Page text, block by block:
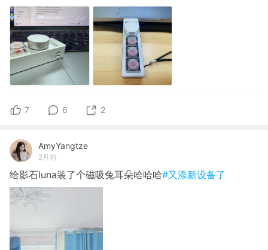
7 6 2
AmyYangtze
2月前
给影石luna装了个磁吸兔耳朵哈哈哈#又添新设备了